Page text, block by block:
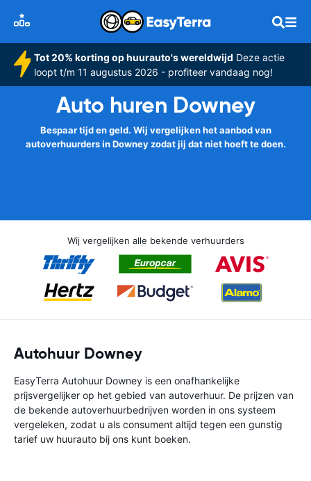
Tot 20% korting op huurauto's wereldwijd Deze actie
loopt t/m 11 augustus 2026 - profiteer vandaag nog!
Auto huren Downey
Bespaar tijd en geld. Wij vergelijken het aanbod van
autoverhuurders in Downey zodat jij dat niet hoeft te doen.
Wij vergelijken alle bekende verhuurders
Autohuur Downey
EasyTerra Autohuur Downey is een onafhankelijke
prijsvergelijker op het gebied van autoverhuur. De prijzen van
de bekende autoverhuurbedrijven worden in ons systeem
vergeleken, zodat u als consument altijd tegen een gunstig
tarief uw huurauto bij ons kunt boeken.